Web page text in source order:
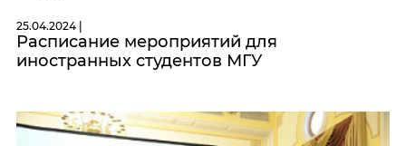
25.04.2024 |
Расписание мероприятий для
иностранных студентов МГУ